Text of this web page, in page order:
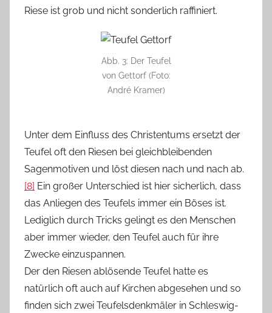
Riese ist grob und nicht sonderlich raffiniert.
Abb. 3: Der Teufel
von Gettorf (Foto:
André Kramer)
Unter dem Einfluss des Christentums ersetzt der
Teufel oft den Riesen bei gleichbleibenden
Sagenmotiven und löst diesen nach und nach ab.
[8] Ein großer Unterschied ist hier sicherlich, dass
das Anliegen des Teufels immer ein Böses ist.
Lediglich durch Tricks gelingt es den Menschen
aber immer wieder, den Teufel auch für ihre
Zwecke einzuspannen.
Der den Riesen ablösende Teufel hatte es
natürlich oft auch auf Kirchen abgesehen und so
finden sich zwei Teufelsdenkmäler in Schleswig-